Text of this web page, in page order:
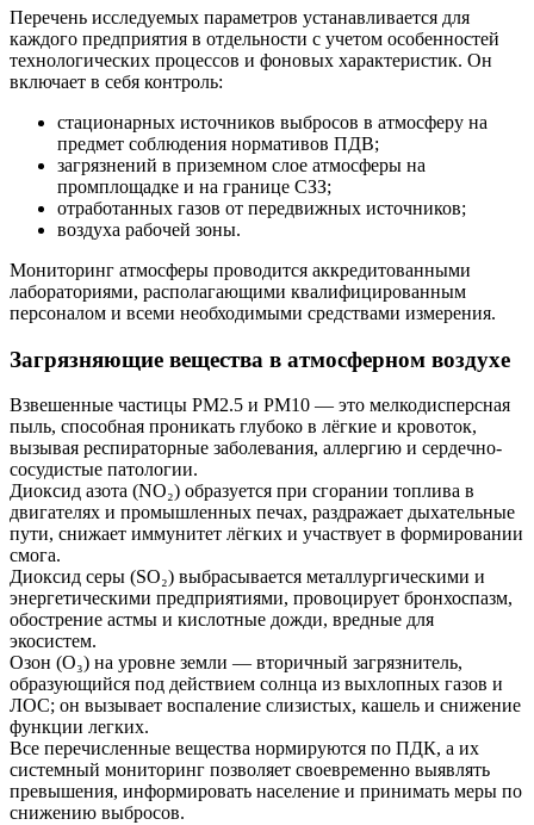
Перечень исследуемых параметров устанавливается для
каждого предприятия в отдельности с учетом особенностей
технологических процессов и фоновых характеристик. Он
включает в себя контроль:
стационарных источников выбросов в атмосферу на
предмет соблюдения нормативов ПДВ;
загрязнений в приземном слое атмосферы на
промплощадке и на границе СЗЗ;
отработанных газов от передвижных источников;
воздуха рабочей зоны.
Мониторинг атмосферы проводится аккредитованными
лабораториями, располагающими квалифицированным
персоналом и всеми необходимыми средствами измерения.
Загрязняющие вещества в атмосферном воздухе
Взвешенные частицы PM2.5 и PM10 — это мелкодисперсная
пыль, способная проникать глубоко в лёгкие и кровоток,
вызывая респираторные заболевания, аллергию и сердечно-
сосудистые патологии.
Диоксид азота (NO₂) образуется при сгорании топлива в
двигателях и промышленных печах, раздражает дыхательные
пути, снижает иммунитет лёгких и участвует в формировании
смога.
Диоксид серы (SO₂) выбрасывается металлургическими и
энергетическими предприятиями, провоцирует бронхоспазм,
обострение астмы и кислотные дожди, вредные для
экосистем.
Озон (O₃) на уровне земли — вторичный загрязнитель,
образующийся под действием солнца из выхлопных газов и
ЛОС; он вызывает воспаление слизистых, кашель и снижение
функции легких.
Все перечисленные вещества нормируются по ПДК, а их
системный мониторинг позволяет своевременно выявлять
превышения, информировать население и принимать меры по
снижению выбросов.